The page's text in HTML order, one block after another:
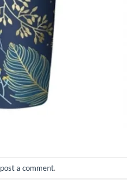
post a comment.